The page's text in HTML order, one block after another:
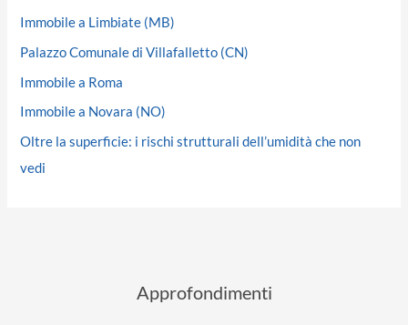
Immobile a Limbiate (MB)
Palazzo Comunale di Villafalletto (CN)
Immobile a Roma
Immobile a Novara (NO)
Oltre la superficie: i rischi strutturali dell’umidità che non
vedi
Approfondimenti